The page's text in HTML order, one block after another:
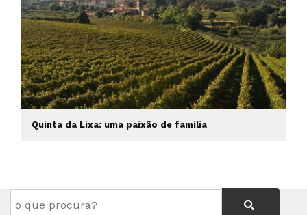
Quinta da Lixa: uma paixão de família